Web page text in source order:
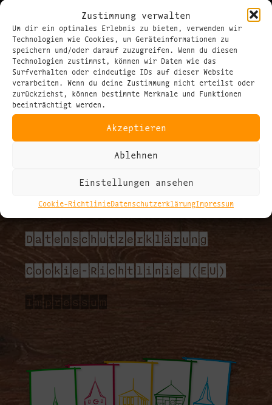
Zustimmung verwalten
Um dir ein optimales Erlebnis zu bieten, verwenden wir
Technologien wie Cookies, um Geräteinformationen zu
speichern und/oder darauf zuzugreifen. Wenn du diesen
Technologien zustimmst, können wir Daten wie das
Surfverhalten oder eindeutige IDs auf dieser Website
verarbeiten. Wenn du deine Zustimmung nicht erteilst oder
zurückziehst, können bestimmte Merkmale und Funktionen
beeinträchtigt werden.
Akzeptieren
Ablehnen
Einstellungen ansehen
Cookie-RichtlinieDatenschutzerklärungImpressum
Verbraucher­streit­
beilegung/Universal­
schlichtungs­stelle
Wir sind nicht bereit oder verpflichtet, an
Streitbeilegungsverfahren vor einer
Verbraucherschlichtungsstelle teilzunehmen.
Quelle:e-recht24.de
Datenschutzerklärung
Cookie-Richtlinie (EU)
Impressum